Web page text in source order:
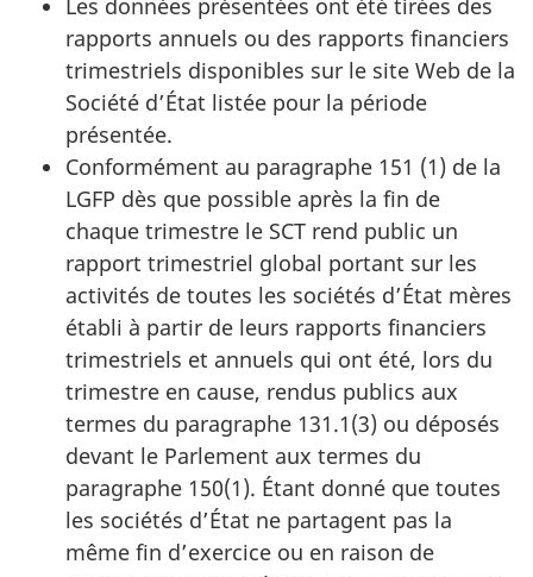
rapports annuels ou des rapports financiers
trimestriels disponibles sur le site Web de la
Société d’État listée pour la période
présentée.
Conformément au paragraphe 151 (1) de la
LGFP dès que possible après la fin de
chaque trimestre le SCT rend public un
rapport trimestriel global portant sur les
activités de toutes les sociétés d’État mères
établi à partir de leurs rapports financiers
trimestriels et annuels qui ont été, lors du
trimestre en cause, rendus publics aux
termes du paragraphe 131.1(3) ou déposés
devant le Parlement aux termes du
paragraphe 150(1). Étant donné que toutes
les sociétés d’État ne partagent pas la
même fin d’exercice ou en raison de